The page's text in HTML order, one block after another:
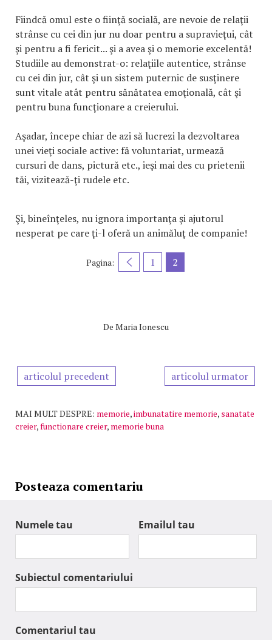
Fiindcă omul este o fiinţă socială, are nevoie de relaţii
strânse cu cei din jur nu doar pentru a supravieţui, cât
şi pentru a fi fericit... şi a avea şi o memorie excelentă!
Studiile au demonstrat-o: relaţiile autentice, strânse
cu cei din jur, cât şi un sistem puternic de susţinere
sunt vitale atât pentru sănătatea emoţională, cât şi
pentru buna funcţionare a creierului.
Aşadar, începe chiar de azi să lucrezi la dezvoltarea
unei vieţi sociale active: fă voluntariat, urmează
cursuri de dans, pictură etc., ieşi mai des cu prietenii
tăi, vizitează-ţi rudele etc.
Şi, bineînţeles, nu ignora importanţa şi ajutorul
nesperat pe care ţi-l oferă un animăluţ de companie!
Pagina: 1 2
De Maria Ionescu
articolul precedent articolul urmator
MAI MULT DESPRE: memorie,imbunatatire memorie, sanatate
creier,functionare creier, memorie buna
Posteaza comentariu
Numele tau Emailul tau
Subiectul comentariului
Comentariul tau